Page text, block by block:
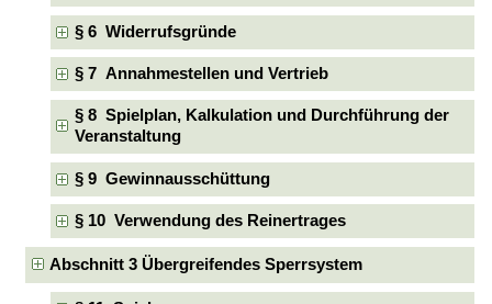
§ 6 Widerrufsgründe
§ 7 Annahmestellen und Vertrieb
§ 8 Spielplan, Kalkulation und Durchführung der
Veranstaltung
§ 9 Gewinnausschüttung
§ 10 Verwendung des Reinertrages
Abschnitt 3 Übergreifendes Sperrsystem